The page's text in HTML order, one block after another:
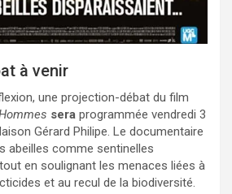
à venir
une projection-débat du film
sera programmée vendredi 3
Gérard Philipe. Le documentaire
abeilles comme sentinelles
en soulignant les menaces liées à
et au recul de la biodiversité.